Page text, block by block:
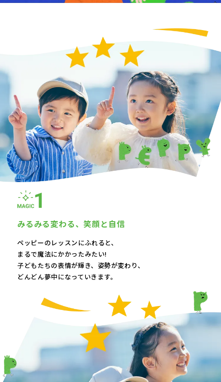
みるみる変わる、笑顔と自信
ペッピーのレッスンにふれると、
まるで魔法にかかったみたい!
子どもたちの表情が輝き、 姿勢が変わり、
どんどん夢中になっていきます。